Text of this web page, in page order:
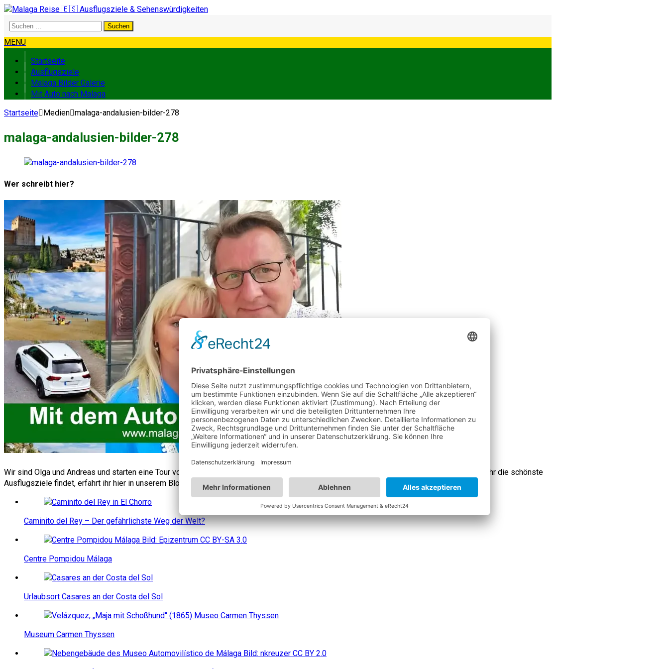
Suchen
nach:
MENU
Startseite
Ausflugsziele
Malaga Bilder Galerie
Mit Auto nach Malaga
Startseite Medien malaga-andalusien-bilder-278
malaga-andalusien-bilder-278
Wer schreibt hier?
Wir sind Olga und Andreas und starten eine Tour von Dresden nach Malaga mit dem Auto. Was wir auf unserer Tour so alles erleben und wo Ihr die schönste
Ausflugsziele findet, erfahrt ihr hier in unserem Blog.
Caminito del Rey – Der gefährlichste Weg der Welt?
Centre Pompidou Málaga
Urlaubsort Casares an der Costa del Sol
Museum Carmen Thyssen